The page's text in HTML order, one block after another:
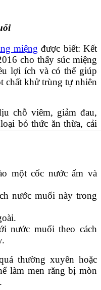
miệng được biết: Kết
cho thấy súc miệng
lợi ích và có thể giúp
chất khử trùng tự nhiên
chỗ viêm, giảm đau,
bỏ thức ăn thừa, cải
một cốc nước ấm và
nước muối này trong
nước muối theo cách
thường xuyên hoặc
làm men răng bị mòn